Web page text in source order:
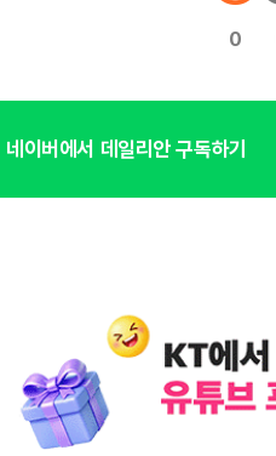
0
네이버에서 데일리안 구독하기